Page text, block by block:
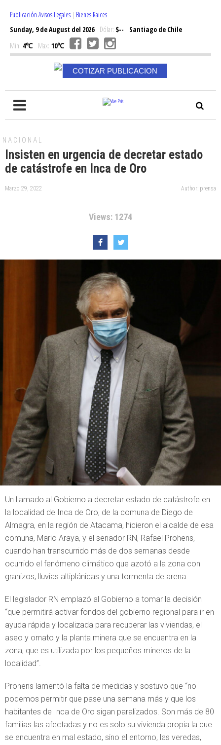
Publicación Avisos Legales | Bienes Raices
Sunday, 9 de August del 2026Dólar: $--
Santiago de Chile
Min: 4℃ Max: 10℃
COTIZAR PUBLICACION
NACIONAL
Insisten en urgencia de decretar estado
de catástrofe en Inca de Oro
Marzo 29, 2022 Author: prensa
Views: 1274
Un llamado al Gobierno a decretar estado de catástrofe en
la localidad de Inca de Oro, de la comuna de Diego de
Almagra, en la región de Atacama, hicieron el alcalde de esa
comuna, Mario Araya, y el senador RN, Rafael Prohens,
cuando han transcurrido más de dos semanas desde
ocurrido el fenómeno climático que azotó a la zona con
granizos, lluvias altiplánicas y una tormenta de arena.
El legislador RN emplazó al Gobierno a tomar la decisión
“que permitirá activar fondos del gobierno regional para ir en
ayuda rápida y localizada para recuperar las viviendas, el
aseo y ornato y la planta minera que se encuentra en la
zona, que es utilizada por los pequeños mineros de la
localidad”.
Prohens lamentó la falta de medidas y sostuvo que “no
podemos permitir que pase una semana más y que los
habitantes de Inca de Oro sigan paralizados. Son más de 80
familias las afectadas y no es solo su vivienda propia la que
se encuentra en mal estado, sino el entorno, las veredas,